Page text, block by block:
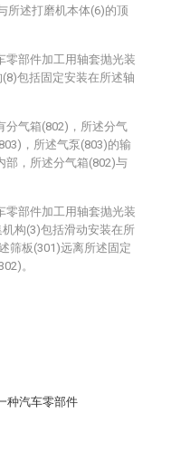
种汽车零部件
所述打磨机本体(6)的顶
零部件加工用轴套抛光装
包括固定安装在所述轴
分气箱(802)，所述分气
，所述气泵(803)的输
部，所述分气箱(802)与
零部件加工用轴套抛光装
构(3)包括滑动安装在所
筛板(301)远离所述固定
。